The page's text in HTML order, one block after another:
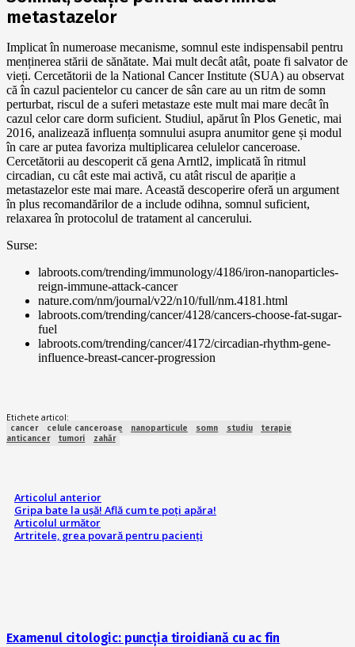
metastazelor
Implicat în numeroase mecanisme, somnul este indispensabil pentru
menținerea stării de sănătate. Mai mult decât atât, poate fi salvator de
vieți. Cercetătorii de la National Cancer Institute (SUA) au observat
că în cazul pacientelor cu cancer de sân care au un ritm de somn
perturbat, riscul de a suferi metastaze este mult mai mare decât în
cazul celor care dorm suficient. Studiul, apărut în Plos Genetic, mai
2016, analizează influența somnului asupra anumitor gene și modul
în care ar putea favoriza multiplicarea celulelor canceroase.
Cercetătorii au descoperit că gena Arntl2, implicată în ritmul
circadian, cu cât este mai activă, cu atât riscul de apariție a
metastazelor este mai mare. Această descoperire oferă un argument
în plus recomandărilor de a include odihna, somnul suficient,
relaxarea în protocolul de tratament al cancerului.
Surse:
labroots.com/trending/immunology/4186/iron-nanoparticles-
reign-immune-attack-cancer
nature.com/nm/journal/v22/n10/full/nm.4181.html
labroots.com/trending/cancer/4128/cancers-choose-fat-sugar-
fuel
labroots.com/trending/cancer/4172/circadian-rhythm-gene-
influence-breast-cancer-progression
Etichete articol:
cancer celule canceroase nanoparticule somn studiu
terapie
anticancer
tumori zahăr
Articolul anterior
Gripa bate la ușă! Află cum te poți apăra!
Articolul următor
Artritele, grea povară pentru pacienți
Examenul citologic: puncția tiroidiană cu ac fin